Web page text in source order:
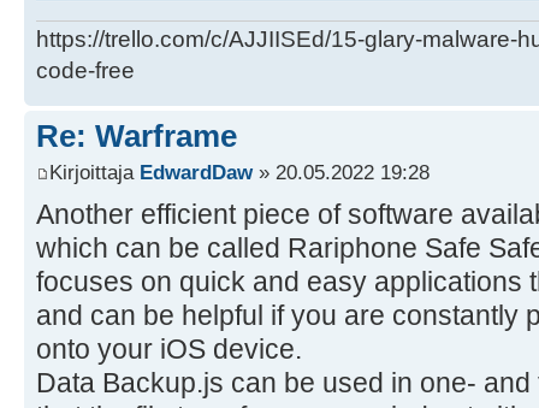
https://trello.com/c/AJJIISEd/15-glary-malware-
code-free
Re: Warframe
Kirjoittaja EdwardDaw» 20.05.2022 19:28
Another efficient piece of software
which can be called Rariphone Safe
focuses on quick and easy applications
and can be helpful if you are constantly
onto your iOS device.
Data Backup.js can be used in one-